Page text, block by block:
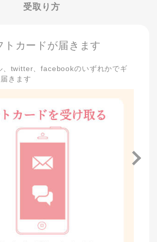
受取り方
トカードが届きます
、twitter、facebookのいずれかでギ
きます